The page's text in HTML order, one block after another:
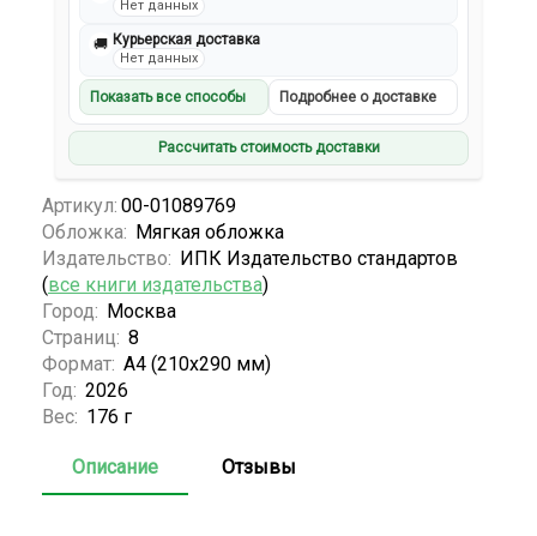
Нет данных
🚚 Курьерская доставка
Нет данных
Показать все способы Подробнее о доставке
Рассчитать стоимость доставки
Артикул: 00-01089769
Обложка: Мягкая обложка
Издательство: ИПК Издательство стандартов
(все книги издательства)
Город: Москва
Страниц: 8
Формат: А4 (210x290 мм)
Год: 2026
Вес: 176 г
Описание Отзывы